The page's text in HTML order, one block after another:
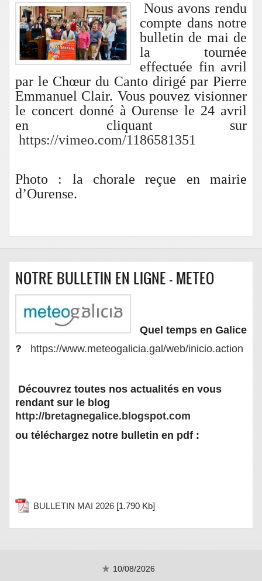
Nous avons rendu
compte dans notre
bulletin de mai de
la tournée
effectuée fin avril
par le Chœur du Canto dirigé par Pierre
Emmanuel Clair. Vous pouvez visionner
le concert donné à Ourense le 24 avril
en cliquant sur
https://vimeo.com/1186581351
Photo : la chorale reçue en mairie
d’Ourense.
NOTRE BULLETIN EN LIGNE - METEO
Quel temps en Galice
?
https://www.meteogalicia.gal/web/inicio.action
Découvrez toutes nos actualités en vous
rendant sur le blog
http://bretagnegalice.blogspot.com
ou téléchargez notre bulletin en pdf :
BULLETIN MAI 2026 [1.790 Kb]
10/08/2026